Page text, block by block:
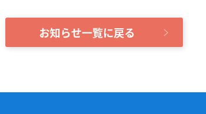
お知らせ一覧に戻る